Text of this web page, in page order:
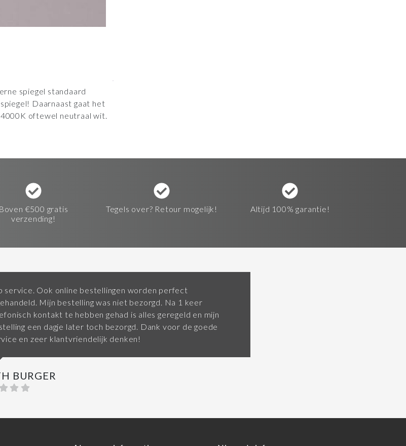
spiegel standaard
Daarnaast gaat het
oftewel neutraal wit.
Boven €500 gratis
verzending!
Tegels over? Retour mogelijk! Altijd 100% garantie!
service. Ook online bestellingen worden perfect
Mijn bestelling was niet bezorgd. Na 1 keer
kontakt te hebben gehad is alles geregeld en mijn
een dagje later toch bezorgd. Dank voor de goede
en zeer klantvriendelijk denken!
BURGER